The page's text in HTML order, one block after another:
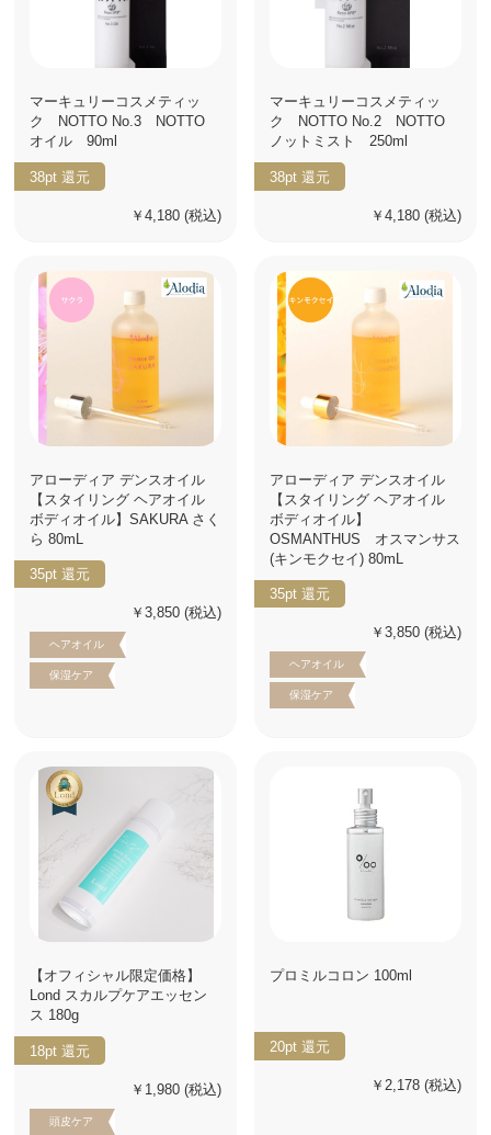
マーキュリーコスメティッ
ク NOTTO No.3 NOTTO
オイル 90ml
38pt 還元
￥4,180 (税込)
マーキュリーコスメティッ
ク NOTTO No.2 NOTTO
ノットミスト 250ml
38pt 還元
￥4,180 (税込)
アローディア デンスオイル
【スタイリング ヘアオイル
ボディオイル】SAKURA さく
ら 80mL
35pt 還元
￥3,850 (税込)
ヘアオイル
保湿ケア
アローディア デンスオイル
【スタイリング ヘアオイル
ボディオイル】
OSMANTHUS オスマンサス
(キンモクセイ) 80mL
35pt 還元
￥3,850 (税込)
ヘアオイル
保湿ケア
【オフィシャル限定価格】
Lond スカルプケアエッセン
ス 180g
18pt 還元
￥1,980 (税込)
頭皮ケア
プロミルコロン 100ml
20pt 還元
￥2,178 (税込)